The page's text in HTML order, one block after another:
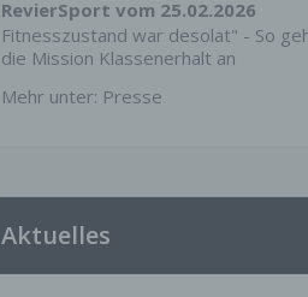
RevierSport vom 25.02.2026
Fitnesszustand war desolat" - So
die Mission Klassenerhalt an
Mehr unter: Presse
Aktuelles